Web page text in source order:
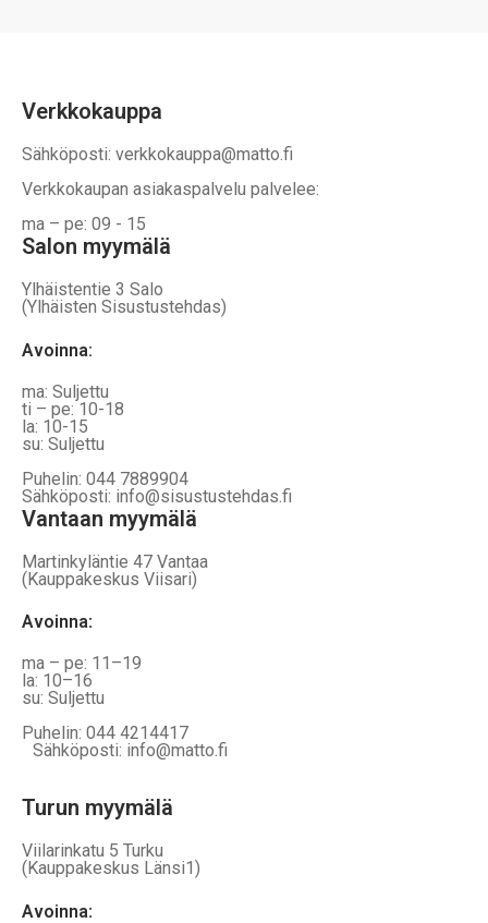
Verkkokauppa
Sähköposti: verkkokauppa@matto.fi
Verkkokaupan asiakaspalvelu palvelee:
ma – pe: 09 - 15
Salon myymälä
Ylhäistentie 3 Salo
(Ylhäisten Sisustustehdas)
Avoinna:
ma: Suljettu
ti – pe: 10-18
la: 10-15
su: Suljettu
Puhelin: 044 7889904
Sähköposti: info@sisustustehdas.fi
Vantaan myymälä
Martinkyläntie 47 Vantaa
(Kauppakeskus Viisari)
Avoinna:
ma – pe: 11–19
la: 10–16
su: Suljettu
Puhelin: 044 4214417
Sähköposti: info@matto.fi
Turun myymälä
Viilarinkatu 5 Turku
(Kauppakeskus Länsi1)
Avoinna: